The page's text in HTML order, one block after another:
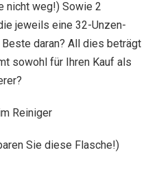
nicht weg!) Sowie 2
jeweils eine 32-Unzen-
daran? All dies beträgt
sowohl für Ihren Kauf als
Reiniger
Sie diese Flasche!)